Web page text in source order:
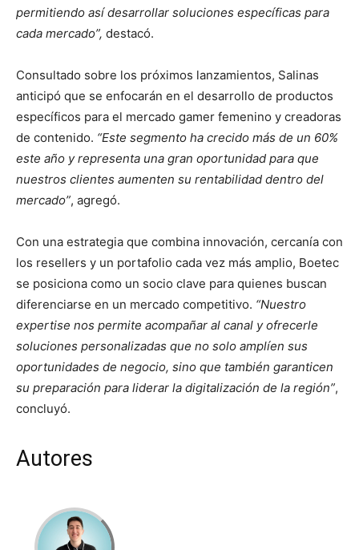
permitiendo así desarrollar soluciones específicas para
cada mercado”, destacó.
Consultado sobre los próximos lanzamientos, Salinas
anticipó que se enfocarán en el desarrollo de productos
específicos para el mercado gamer femenino y creadoras
de contenido. “Este segmento ha crecido más de un 60%
este año y representa una gran oportunidad para que
nuestros clientes aumenten su rentabilidad dentro del
mercado”, agregó.
Con una estrategia que combina innovación, cercanía con
los resellers y un portafolio cada vez más amplio, Boetec
se posiciona como un socio clave para quienes buscan
diferenciarse en un mercado competitivo. “Nuestro
expertise nos permite acompañar al canal y ofrecerle
soluciones personalizadas que no solo amplíen sus
oportunidades de negocio, sino que también garanticen
su preparación para liderar la digitalización de la región”,
concluyó.
Autores